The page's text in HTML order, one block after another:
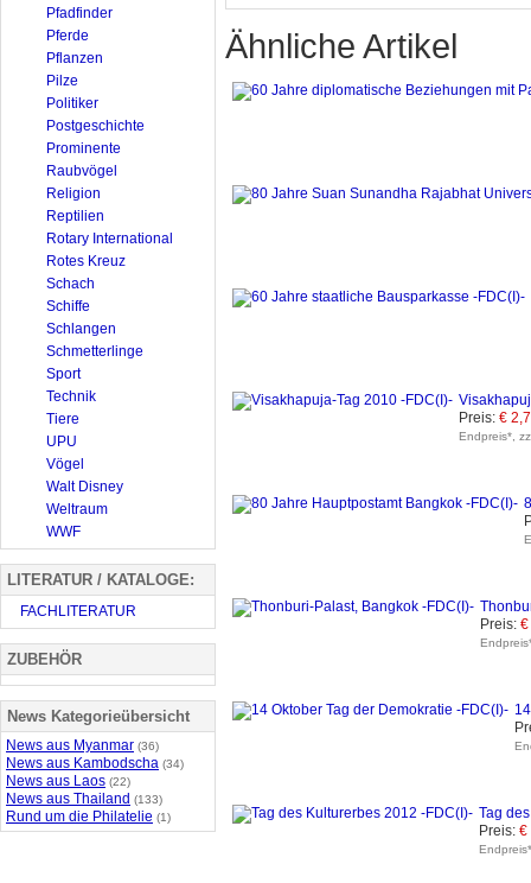
Ähnliche Artikel
Preis: €
Endpreis*,
Preis: €
Tag
Preis: €
Pfadfinder
Pferde
Pflanzen
Pilze
Politiker
Postgeschichte
Prominente
Raubvögel
Religion
Reptilien
Rotary International
Rotes Kreuz
Schach
Schiffe
Schlangen
Schmetterlinge
Sport
Technik
Tiere
UPU
Vögel
Walt Disney
Weltraum
WWF
LITERATUR / KATALOGE:
FACHLITERATUR
ZUBEHÖR
News Kategorieübersicht
News aus Myanmar (36)
News aus Kambodscha (34)
News aus Laos (22)
News aus Thailand (133)
Rund um die Philatelie (1)